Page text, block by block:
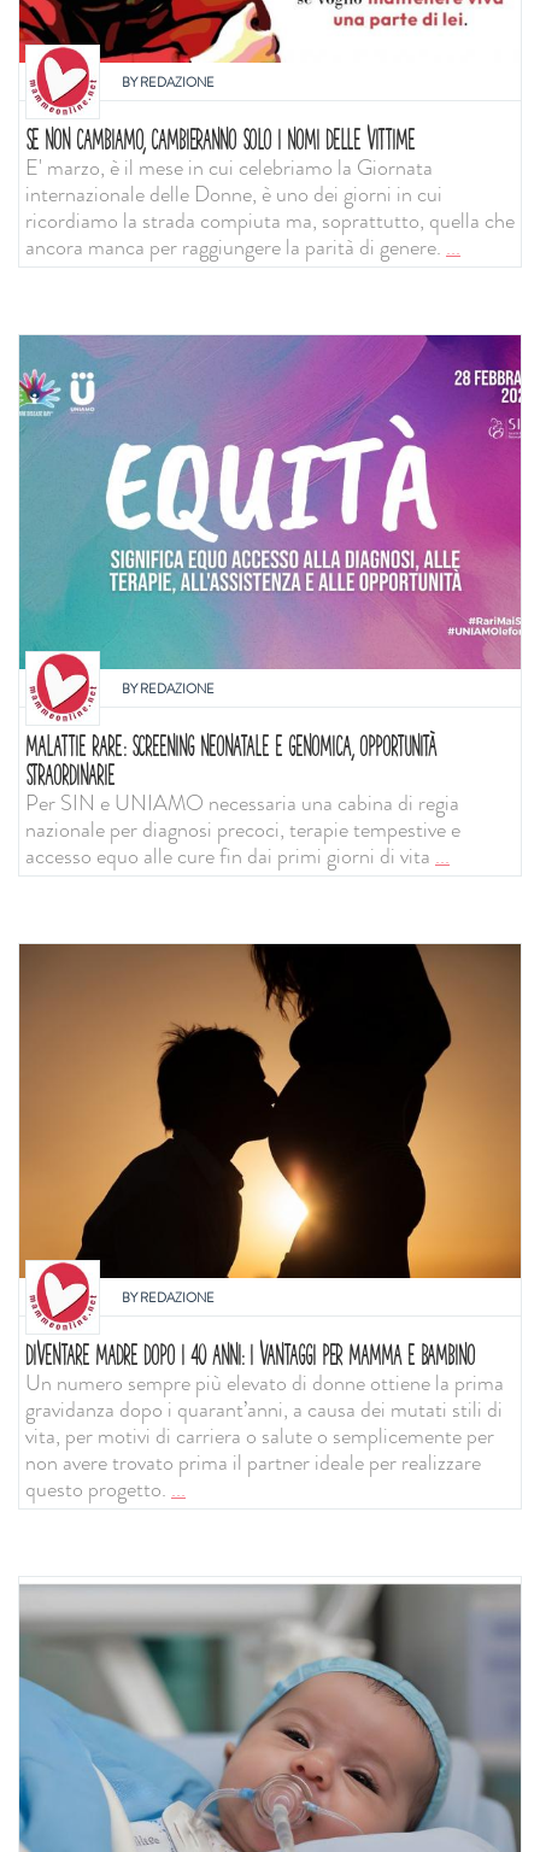
BYREDAZIONE
SE NON CAMBIAMO, CAMBIERANNO SOLO I NOMI DELLE VITTIME
E' marzo, è il mese in cui celebriamo la Giornata
internazionale delle Donne, è uno dei giorni in cui
ricordiamo la strada compiuta ma, soprattutto, quella che
ancora manca per raggiungere la parità di genere. ...
BYREDAZIONE
MALATTIE RARE: SCREENING NEONATALE E GENOMICA, OPPORTUNITÀ
STRAORDINARIE
Per SIN e UNIAMO necessaria una cabina di regia
nazionale per diagnosi precoci, terapie tempestive e
accesso equo alle cure fin dai primi giorni di vita ...
BYREDAZIONE
DIVENTARE MADRE DOPO I 40 ANNI: I VANTAGGI PER MAMMA E BAMBINO
Un numero sempre più elevato di donne ottiene la prima
gravidanza dopo i quarant’anni, a causa dei mutati stili di
vita, per motivi di carriera o salute o semplicemente per
non avere trovato prima il partner ideale per realizzare
questo progetto....